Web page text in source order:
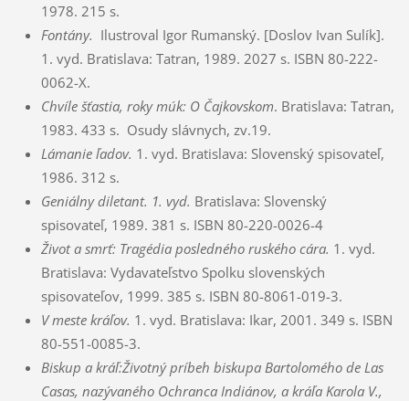
1978. 215 s.
Fontány. Ilustroval Igor Rumanský. [Doslov Ivan Sulík].
1. vyd. Bratislava: Tatran, 1989. 2027 s. ISBN 80-222-
0062-X.
Chvíle šťastia, roky múk: O Čajkovskom. Bratislava: Tatran,
1983. 433 s. Osudy slávnych, zv.19.
Lámanie ľadov. 1. vyd. Bratislava: Slovenský spisovateľ,
1986. 312 s.
Geniálny diletant. 1. vyd. Bratislava: Slovenský
spisovateľ, 1989. 381 s. ISBN 80-220-0026-4
Život a smrť: Tragédia posledného ruského cára. 1. vyd.
Bratislava: Vydavateľstvo Spolku slovenských
spisovateľov, 1999. 385 s. ISBN 80-8061-019-3.
V meste kráľov. 1. vyd. Bratislava: Ikar, 2001. 349 s. ISBN
80-551-0085-3.
Biskup a kráľ:Životný príbeh biskupa Bartolomého de Las
Casas, nazývaného Ochranca Indiánov, a kráľa Karola V.,